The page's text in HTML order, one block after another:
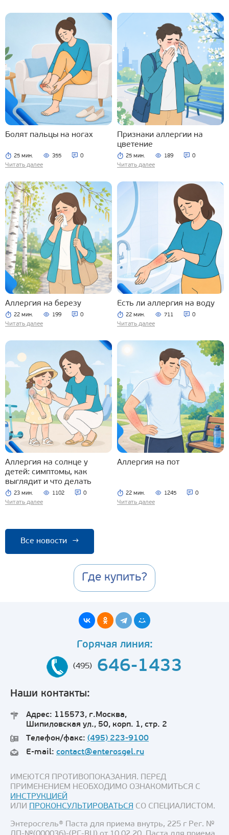
Болят пальцы на ногах
25 мин. 355 0
Читать далее
Признаки аллергии на
цветение
25 мин. 189 0
Читать далее
Аллергия на березу
22 мин. 199 0
Читать далее
Есть ли аллергия на воду
22 мин. 711 0
Читать далее
Аллергия на солнце у
детей: симптомы, как
выглядит и что делать
23 мин. 1102 0
Читать далее
Аллергия на пот
22 мин. 1245 0
Читать далее
Все новости →
Где купить?
Горячая линия:
(495) 646-1433
Наши контакты:
Адрес: 115573, г.Москва,
Шипиловская ул., 50, корп. 1, стр. 2
Телефон/факс: (495) 223-9100
E-mail: contact@enterosgel.ru
ИМЕЮТСЯ ПРОТИВОПОКАЗАНИЯ. ПЕРЕД
ПРИМЕНЕНИЕМ НЕОБХОДИМО ОЗНАКОМИТЬСЯ С
ИНСТРУКЦИЕЙ
ИЛИ ПРОКОНСУЛЬТИРОВАТЬСЯ СО СПЕЦИАЛИСТОМ.
Энтеросгель® Паста для приема внутрь, 225 г Рег. №